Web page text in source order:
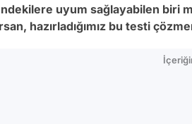
uyum sağlayabilen biri
hazırladığımız bu testi